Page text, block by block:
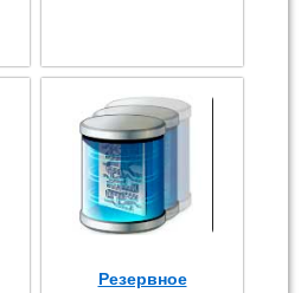
Резервное